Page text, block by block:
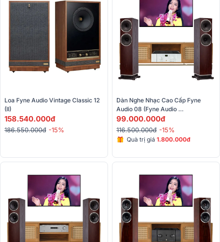
Loa Fyne Audio Vintage Classic 12
(II)
158.540.000đ
186.550.000đ -15%
Dàn Nghe Nhạc Cao Cấp Fyne
Audio 08 (Fyne Audio
F502, Unison Research Unico Due)
99.000.000đ
116.500.000đ -15%
Quà trị giá 1.800.000đ